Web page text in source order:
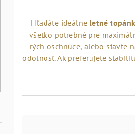
Hľadáte ideálne letné
všetko potrebné pre
rýchloschnúce, alebo stavte
odolnosť. Ak preferujete